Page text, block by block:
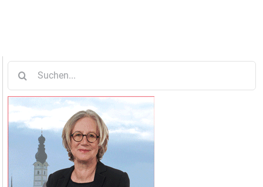
nach: